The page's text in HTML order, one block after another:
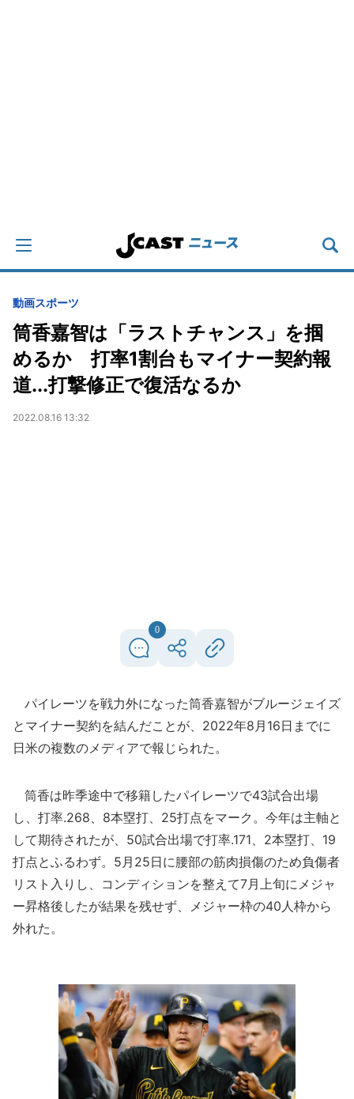
動画スポーツ
筒香嘉智は「ラストチャンス」を掴
めるか 打率1割台もマイナー契約報
道...打撃修正で復活なるか
2022.08.16 13:32
0
パイレーツを戦力外になった筒香嘉智がブルージェイズ
とマイナー契約を結んだことが、2022年8月16日までに
日米の複数のメディアで報じられた。
筒香は昨季途中で移籍したパイレーツで43試合出場
し、打率.268、8本塁打、25打点をマーク。今年は主軸と
して期待されたが、50試合出場で打率.171、2本塁打、19
打点とふるわず。5月25日に腰部の筋肉損傷のため負傷者
リスト入りし、コンディションを整えて7月上旬にメジャ
ー昇格後したが結果を残せず、メジャー枠の40人枠から
外れた。